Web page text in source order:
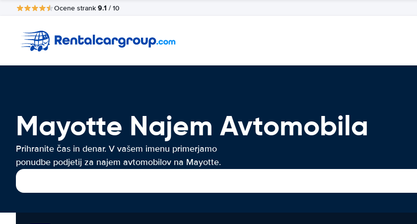
Ocene strank 9.1 / 10
Mayotte Najem Avtomobila
Prihranite čas in denar. V vašem imenu primerjamo
ponudbe podjetij za najem avtomobilov na Mayotte.